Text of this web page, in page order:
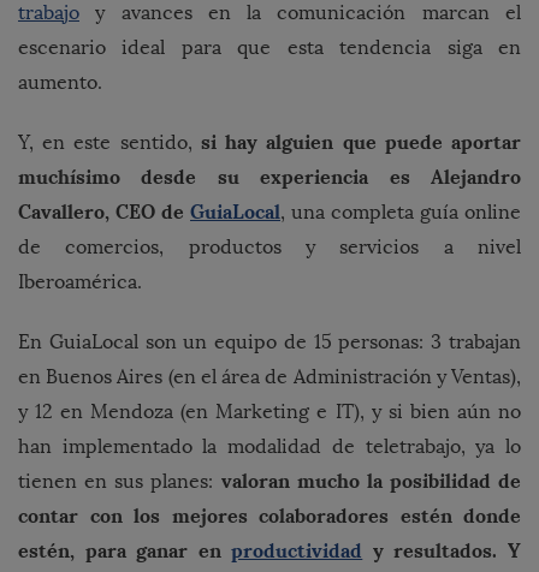
trabajo y avances en la comunicación marcan el
escenario ideal para que esta tendencia siga en
aumento.
Y, en este sentido, si hay alguien que puede aportar
muchísimo desde su experiencia es Alejandro
Cavallero, CEO de GuiaLocal, una completa guía online
de comercios, productos y servicios a nivel
Iberoamérica.
En GuiaLocal son un equipo de 15 personas: 3 trabajan
en Buenos Aires (en el área de Administración y Ventas),
y 12 en Mendoza (en Marketing e IT), y si bien aún no
han implementado la modalidad de teletrabajo, ya lo
tienen en sus planes: valoran mucho la posibilidad de
contar con los mejores colaboradores estén donde
estén, para ganar enproductividad y resultados. Y